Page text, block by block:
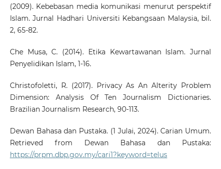
(2009). Kebebasan media komunikasi menurut perspektif
Islam. Jurnal Hadhari Universiti Kebangsaan Malaysia, bil.
2, 65-82.
Che Musa, C. (2014). Etika Kewartawanan Islam. Jurnal
Penyelidikan Islam, 1-16.
Christofoletti, R. (2017). Privacy As An Alterity Problem
Dimension: Analysis Of Ten Journalism Dictionaries.
Brazilian Journalism Research, 90-113.
Dewan Bahasa dan Pustaka. (1 Julai, 2024). Carian Umum.
Retrieved from Dewan Bahasa dan Pustaka:
https://prpm.dbp.gov.my/cari1?keyword=telus